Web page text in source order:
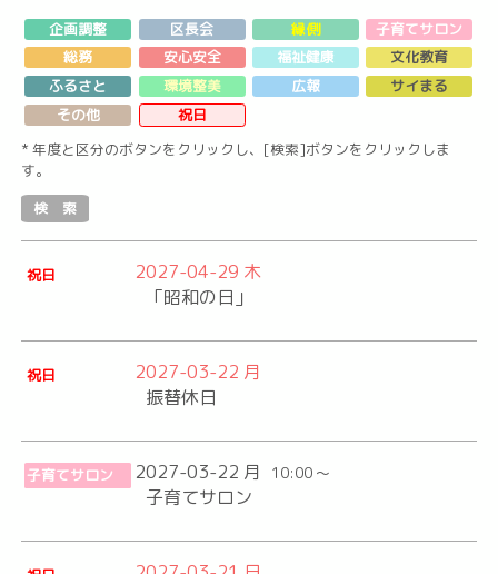
企画調整 区長会 縁側
子育てサロン
総務
安心安全 福祉健康
文化教育
ふるさと
環境整美 広報
サイまる
その他
祝日
* 年度と区分のボタンをクリックし、[検索]ボタンをクリックしま
す。
祝日
2027-04-29 木
「昭和の日」
祝日
2027-03-22 月
振替休日
子育てサロン 2027-03-22 月 10:00 ～
子育てサロン